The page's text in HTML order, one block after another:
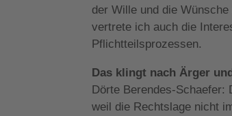
der Wille und die
vertrete ich auch die
Pflichtteilsprozessen.
Das klingt nach Ärger
Dörte Berendes-Schaefer:
weil die Rechtslage nicht